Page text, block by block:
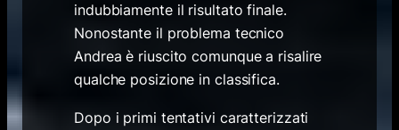
indubbiamente il risultato finale.
Nonostante il problema tecnico
Andrea è riuscito comunque a risalire
qualche posizione in classifica.
Dopo i primi tentativi caratterizzati